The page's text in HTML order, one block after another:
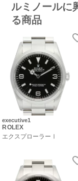
ルミノールに
る商品
executive1
ROLEX
エクスプローラーⅠ